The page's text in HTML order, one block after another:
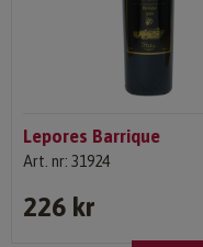
Lepores Barrique
Art. nr: 31924
226 kr